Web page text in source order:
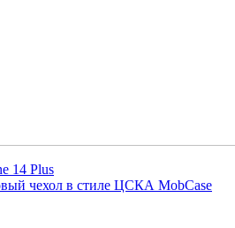
14 Plus
чехол в стиле ЦСКА MobCase